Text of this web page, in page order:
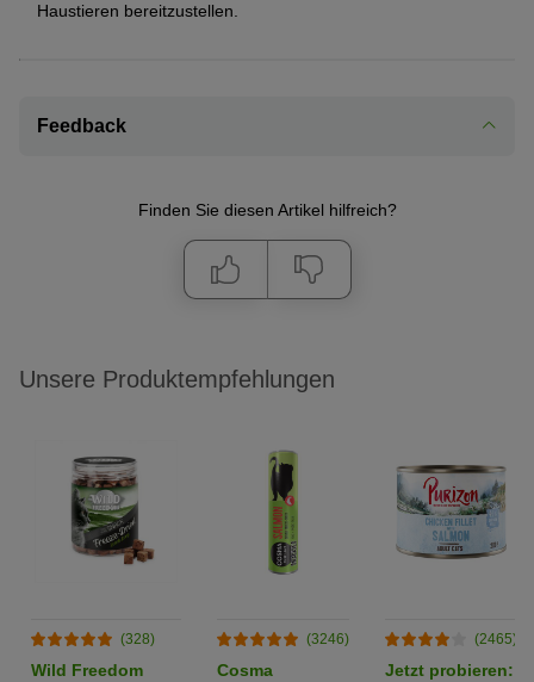
Haustieren bereitzustellen.
Feedback
Finden Sie diesen Artikel hilfreich?
Unsere Produktempfehlungen
(328)
Wild Freedom
(3246)
Cosma
(2465)
Jetzt probieren: